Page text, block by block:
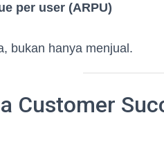
per user (ARPU)
bukan hanya menjual.
Customer